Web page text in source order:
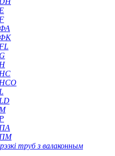
ФК
ПМ
труб з валаконным